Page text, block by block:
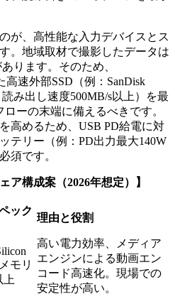
が、高性能な入力デバイスとス
。地域取材で撮影したデータは
ります。そのため、
高速外部SSD（例：SanDisk
読み出し速度500MB/s以上）を最
ーの末端に備えるべきです。
高めるため、USB PD給電に対
テリー（例：PD出力最大140W
須です。
ア構成案（2026年想定）】
ック
理由と役割
モリ
上
高い電力効率、メディア
エンジンによる動画エン
コード高速化。現場での
安定性が高い。